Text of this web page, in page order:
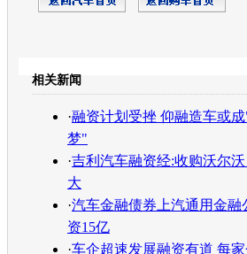
相关新闻
·融资计划受挫 仰融造车或
梦"
·吉利汽车融资经:收购沃尔
大
·汽车金融债券上汽通用金融
资15亿
·车企超速发展融资有道 每